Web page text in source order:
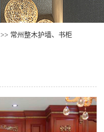
>> 常州整木护墙、书柜